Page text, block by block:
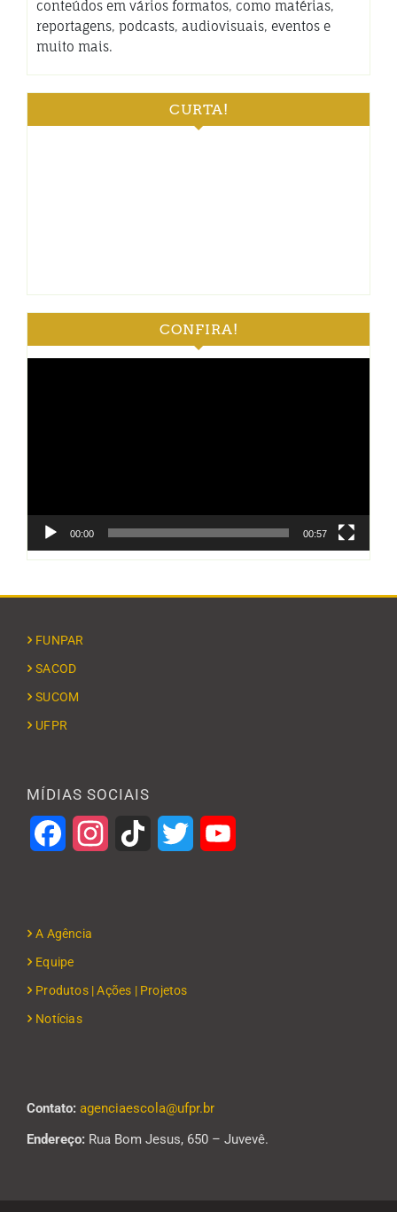
conteúdos em vários formatos, como matérias,
reportagens, podcasts, audiovisuais, eventos e
muito mais.
CURTA!
CONFIRA!
00:00 00:57
FUNPAR
SACOD
SUCOM
UFPR
MÍDIAS SOCIAIS
FacebookInstagramTikTok Twitter
A Agência
Equipe
Produtos | Ações | Projetos
Notícias
Contato: agenciaescola@ufpr.br
Endereço: Rua Bom Jesus, 650 – Juvevê.